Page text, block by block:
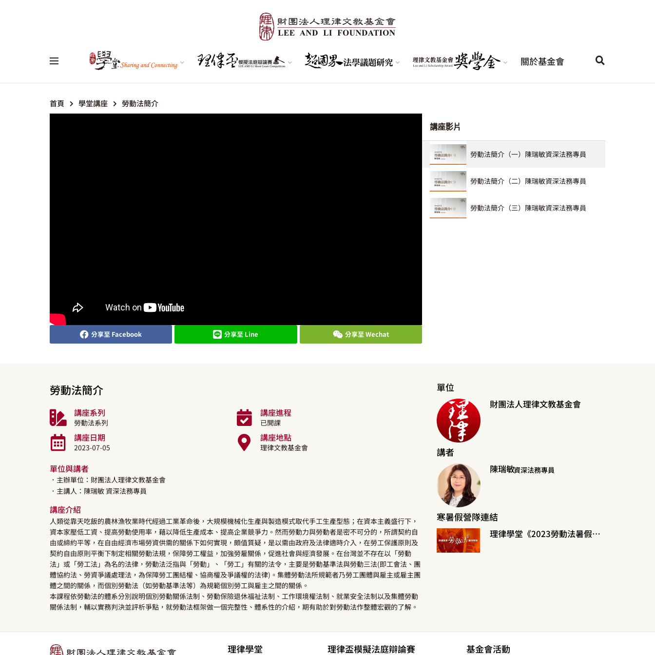
關於基金會
首頁 學堂講座 勞動法簡介
講座影片
勞動法簡介（一）陳瑞敏資深法務專員
勞動法簡介（二）陳瑞敏資深法務專員
勞動法簡介（三）陳瑞敏資深法務專員
分享至 Facebook 分享至 Line 分享至 Wechat
勞動法簡介
講座系列
勞動法系列
講座進程
已開課
講座日期
2023-07-05
講座地點
理律文教基金會
單位與講者
．主辦單位：財團法人理律文教基金會
．主講人： 陳瑞敏資深法務專員
講座介紹
人類從靠天吃飯的農林漁牧業時代經過工業革命後，大規模機械化生產與製造模式取代手工生產型態；在資本主義盛行下，
資本家壓低工資、提高勞動使用率，藉以降低生產成本、提高企業競爭力。然而勞動力與勞動者是密不可分的，所謂契約自
由或締約平等，在自由經濟市場勞資供需的關係下如何實現，頗值質疑，是以需由政府及法律適時介入，在勞工保護原則及
契約自由原則平衡下制定相關勞動法規，保障勞工權益，加強勞雇關係，促進社會與經濟發展。在台灣並不存在以「勞動
法」或「勞工法」為名的法律，勞動法泛指與「勞動」、「勞工」有關的法令，主要是勞動基準法與勞動三法(即工會法、團
體協約法、勞資爭議處理法，為保障勞工團結權、協商權及爭議權的法律)。集體勞動法所規範者乃勞工團體與雇主或雇主團
體之間的關係，而個別勞動法（如勞動基準法等）為規範個別勞工與雇主之間的關係。
本課程依勞動法的體系分別說明個別勞動關係法制、勞動保險退休福祉法制、工作環境權法制、就業安全法制以及集體勞動
關係法制，輔以實務判決並評析爭點，就勞動法框架做一個完整性、體系性的介紹，期有助於對勞動法作整體宏觀的了解。
單位
財團法人理律文教基金會
講者
陳瑞敏資深法務專員
寒暑假營隊連結
理律學堂《2023勞動法暑假營隊》
理律學堂 理律盃模擬法庭辯論賽 基金會活動